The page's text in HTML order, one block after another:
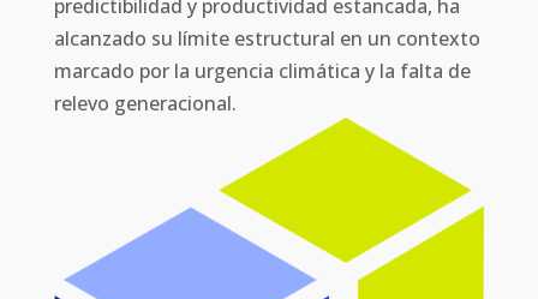
predictibilidad y productividad estancada, ha
alcanzado su límite estructural en un contexto
marcado por la urgencia climática y la falta de
relevo generacional.